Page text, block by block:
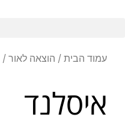
עמוד הבית / הוצאה לאור /
איסלנד